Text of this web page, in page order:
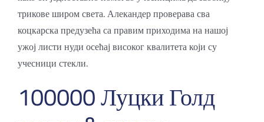
трикове широм света. Алекандер проверава сва
коцкарска предузећа са правим приходима на нашој
ужој листи нуди осећај високог квалитета који су
учесници стекли.
100000 Луцки Голд